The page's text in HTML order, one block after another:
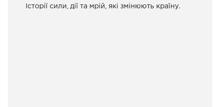
Історії сили, дії та мрій, які змінюють країну.